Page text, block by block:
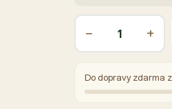
− +
Do dopravy zdarma